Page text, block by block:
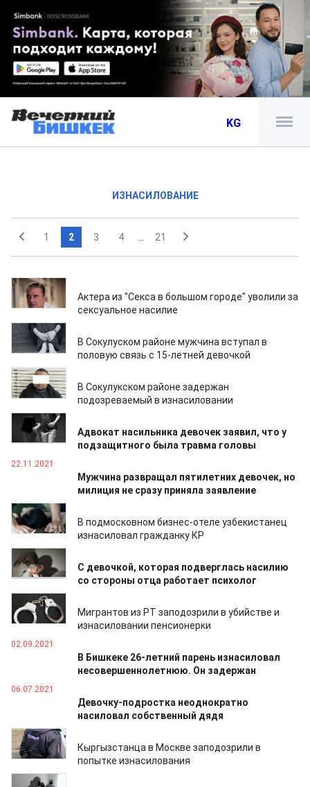
KG
ИЗНАСИЛОВАНИЕ
1 2 3 4 21
21.12.2021
Актера из "Секса в большом городе" уволили за
сексуальное насилие
14.12.2021
В Сокулуском районе мужчина вступал в
половую связь с 15-летней девочкой
06.12.2021
В Сокулукском районе задержан
подозреваемый в изнасиловании
29.11.2021
Адвокат насильника девочек заявил, что у
подзащитного была травма головы
22.11.2021
Мужчина развращал пятилетних девочек, но
милиция не сразу приняла заявление
12.11.2021
В подмосковном бизнес-отеле узбекистанец
изнасиловал гражданку КР
12.10.2021
С девочкой, которая подверглась насилию
со стороны отца работает психолог
14.09.2021
Мигрантов из РТ заподозрили в убийстве и
изнасиловании пенсионерки
02.09.2021
В Бишкеке 26-летний парень изнасиловал
несовершеннолетнюю. Он задержан
06.07.2021
Девочку-подростка неоднократно
насиловал собственный дядя
30.06.2021
Кыргызстанца в Москве заподозрили в
попытке изнасилования
09.06.2021